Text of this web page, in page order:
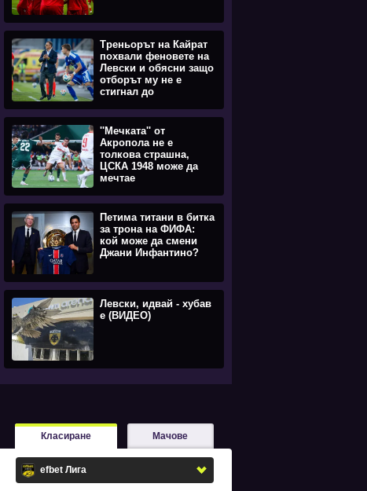
Треньорът на Кайрат
похвали феновете на
Левски и обясни защо
отборът му не е
стигнал до
''Мечката'' от
Акропола не е
толкова страшна,
ЦСКА 1948 може да
мечтае
Петима титани в битка
за трона на ФИФА:
кой може да смени
Джани Инфантино?
Левски, идвай - хубав
е (ВИДЕО)
Класиране Мачове